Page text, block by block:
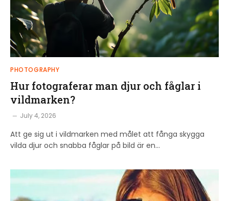
PHOTOGRAPHY
Hur fotograferar man djur och fåglar i
vildmarken?
July 4, 2026
Att ge sig ut i vildmarken med målet att fånga skygga
vilda djur och snabba fåglar på bild är en…